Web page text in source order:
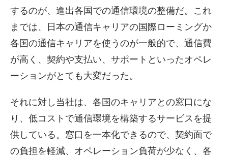
するのが、進出各国での通信環境の整備だ。これ
までは、日本の通信キャリアの国際ローミングか
各国の通信キャリアを使うのが一般的で、通信費
が高く、契約や支払い、サポートといったオペレ
ーションがとても大変だった。
それに対し当社は、各国のキャリアとの窓口にな
り、低コストで通信環境を構築するサービスを提
供している。窓口を一本化できるので、契約面で
の負担を軽減、オペレーション負荷が少なく、各